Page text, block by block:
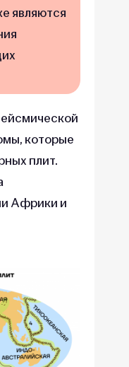
являются
которые
плит.
Африки и